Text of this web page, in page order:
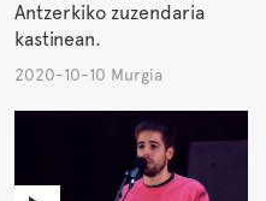
Antzerkiko zuzendaria
kastinean.
2020-10-10 Murgia